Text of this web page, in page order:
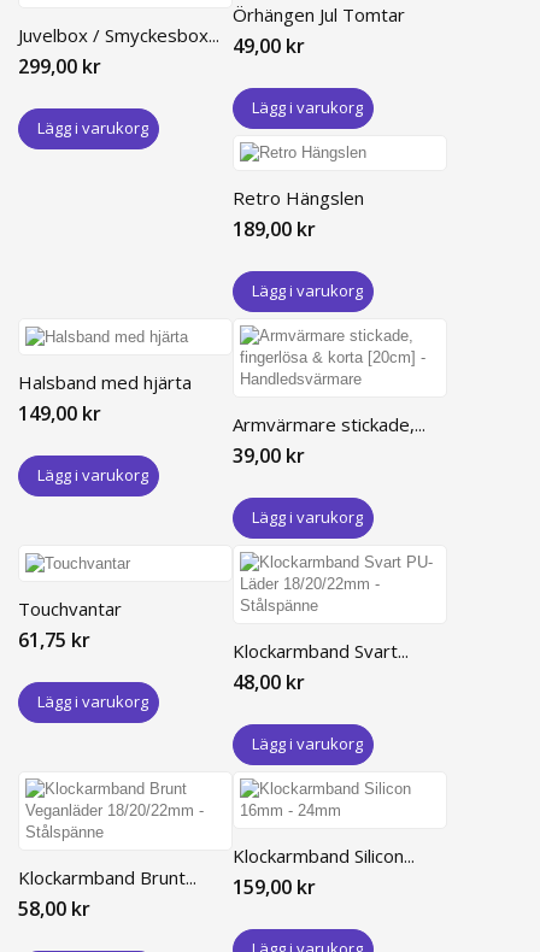
Juvelbox / Smyckesbox...
299,00 kr
Lägg i varukorg
Örhängen Jul Tomtar
49,00 kr
Lägg i varukorg
Retro Hängslen
189,00 kr
Lägg i varukorg
Halsband med hjärta
149,00 kr
Lägg i varukorg
Armvärmare stickade,...
39,00 kr
Lägg i varukorg
Touchvantar
61,75 kr
Lägg i varukorg
Klockarmband Svart...
48,00 kr
Lägg i varukorg
Klockarmband Brunt...
58,00 kr
Klockarmband Silicon...
159,00 kr